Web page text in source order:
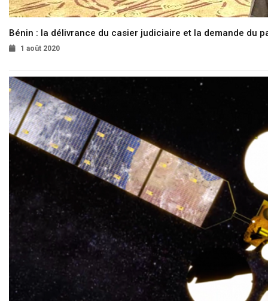
Bénin : la délivrance du casier judiciaire et la demande du
1 août 2020